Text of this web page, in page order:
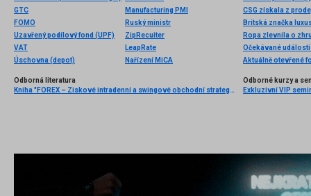
GTC
FOMO
Uzavřený podílový fond (UPF)
VAT
Úschovna (depot)
Manufacturing PMI
Ruský ministr
ZipRecuiter
LeapRate
Nařízení MiCA
CSG získala z
Očekávané
Aktuálně otevřené
Odborná literatura
Kniha "FOREX – Ziskové intradenní a swingové obchodní strategie" od Kathy Lien vychází v češtině!
Odborné kurzy a